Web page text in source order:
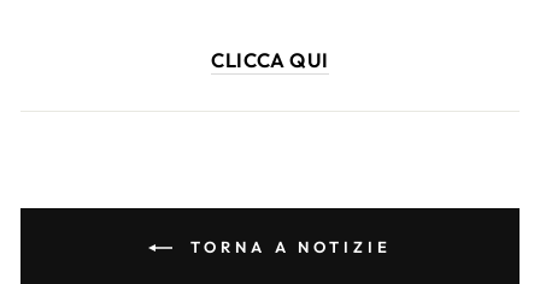
CLICCA QUI
TORNA A NOTIZIE